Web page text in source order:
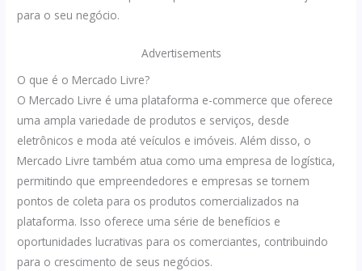
para o seu negócio.
Advertisements
O que é o Mercado Livre?
O Mercado Livre é uma plataforma e-commerce que oferece
uma ampla variedade de produtos e serviços, desde
eletrônicos e moda até veículos e imóveis. Além disso, o
Mercado Livre também atua como uma empresa de logística,
permitindo que empreendedores e empresas se tornem
pontos de coleta para os produtos comercializados na
plataforma. Isso oferece uma série de benefícios e
oportunidades lucrativas para os comerciantes, contribuindo
para o crescimento de seus negócios.